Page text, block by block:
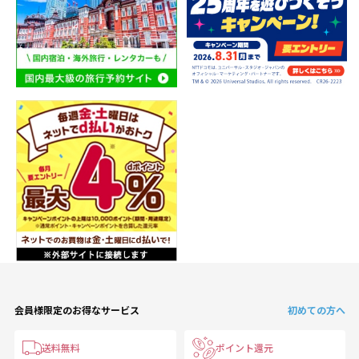
会員様限定のお得なサービス 初めての方へ
送料無料 ポイント還元